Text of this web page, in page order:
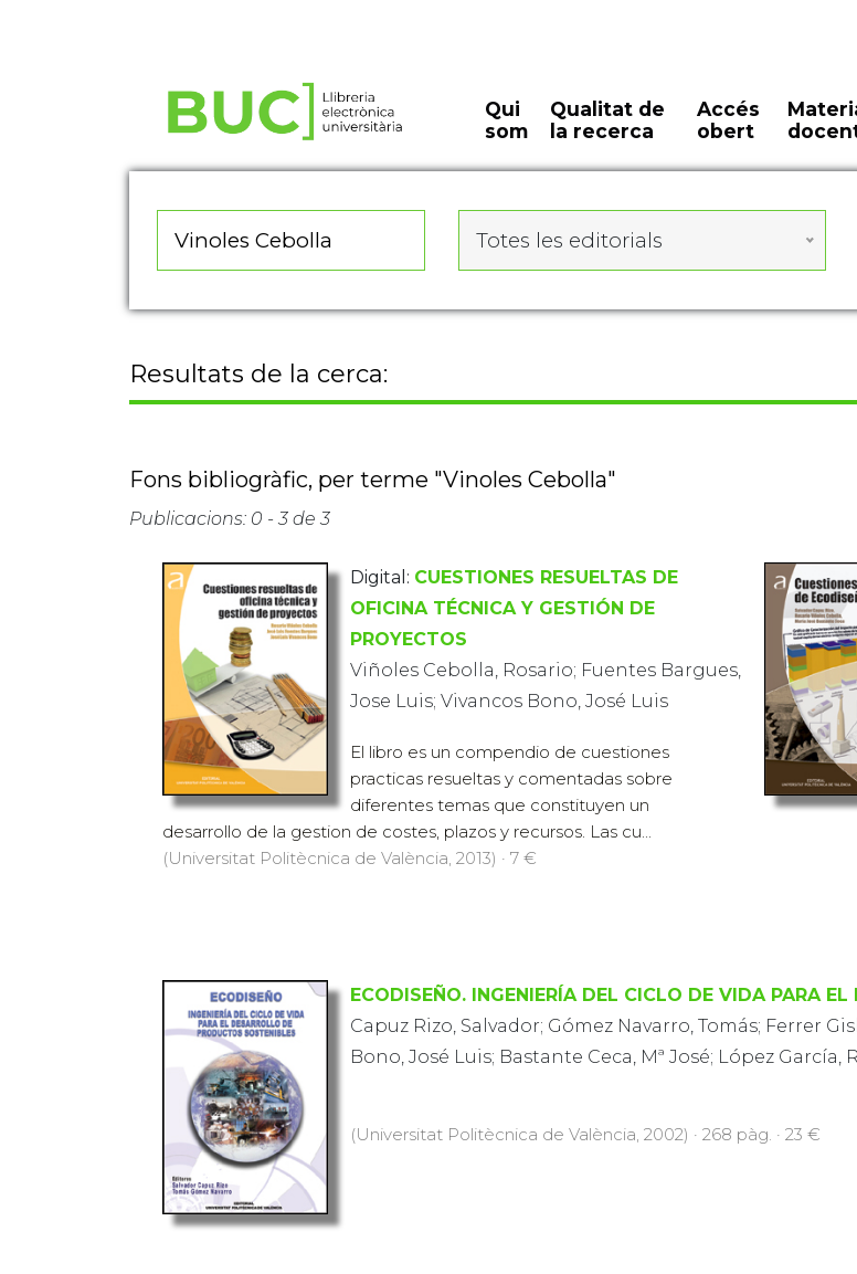
Qui
som
Qualitat de
la recerca
Accés
obert
Totes les editorials
Resultats de la cerca:
Fons bibliogràfic, per terme "Vinoles Cebolla"
Publicacions: 0 - 3 de 3
Digital: CUESTIONES RESUELTAS DE
OFICINA TÉCNICA Y GESTIÓN DE
PROYECTOS
Viñoles Cebolla, Rosario; Fuentes Bargues,
Jose Luis; Vivancos Bono, José Luis
El libro es un compendio de cuestiones
practicas resueltas y comentadas sobre
diferentes temas que constituyen un
desarrollo de la gestion de costes, plazos y recursos. Las cu...
(Universitat Politècnica de València, 2013) · 7 €
ECODISEÑO. INGENIERÍA DEL CICLO DE VIDA PARA
Capuz Rizo, Salvador; Gómez Navarro, Tomás; Ferrer
Bono, José Luis; Bastante Ceca, Mª José; López García,
(Universitat Politècnica de València, 2002) · 268 pàg. · 23 €